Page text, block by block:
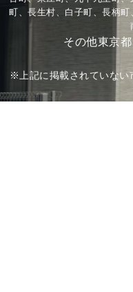
町、長生村、白子町、長柄
その他東京
※上記に掲載されていない